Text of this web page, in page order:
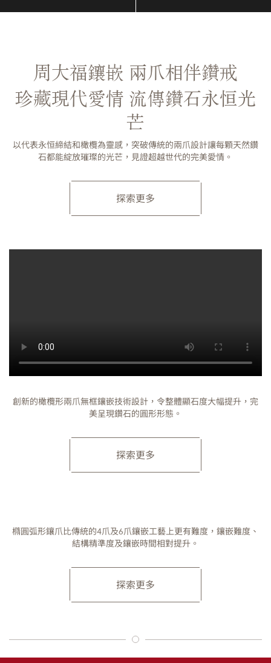
周大福鑲嵌 兩爪相伴鑽戒
珍藏現代愛情 流傳鑽石永恒光
芒
以代表永恒締結和橄欖為靈感，突破傳統的兩爪設計讓每顆天然鑽
石都能綻放璀璨的光芒，見證超越世代的完美愛情。
探索更多
創新的橄欖形兩爪無框鑲嵌技術設計，令整體顯石度大幅提升，完
美呈現鑽石的圓形形態。
探索更多
橢圓弧形鑲爪比傳統的4爪及6爪鑲嵌工藝上更有難度，鑲嵌難度、
結構精準度及鑲嵌時間相對提升。
探索更多